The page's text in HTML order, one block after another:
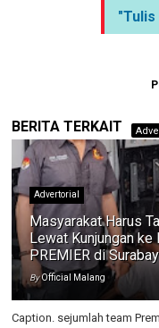
BERITA TERKAIT
Advertorial
Masyarakat Harus
Lewat Kunjungan
PREMIER di
ByOfficial Malang
Caption. sejumlah team